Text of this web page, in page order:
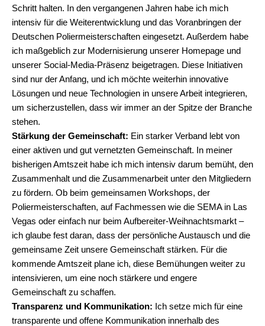
Schritt halten. In den vergangenen Jahren habe ich mich
intensiv für die Weiterentwicklung und das Voranbringen der
Deutschen Poliermeisterschaften eingesetzt. Außerdem habe
ich maßgeblich zur Modernisierung unserer Homepage und
unserer Social-Media-Präsenz beigetragen. Diese Initiativen
sind nur der Anfang, und ich möchte weiterhin innovative
Lösungen und neue Technologien in unsere Arbeit integrieren,
um sicherzustellen, dass wir immer an der Spitze der Branche
stehen.
Stärkung der Gemeinschaft: Ein starker Verband lebt von
einer aktiven und gut vernetzten Gemeinschaft. In meiner
bisherigen Amtszeit habe ich mich intensiv darum bemüht, den
Zusammenhalt und die Zusammenarbeit unter den Mitgliedern
zu fördern. Ob beim gemeinsamen Workshops, der
Poliermeisterschaften, auf Fachmessen wie die SEMA in Las
Vegas oder einfach nur beim Aufbereiter-Weihnachtsmarkt –
ich glaube fest daran, dass der persönliche Austausch und die
gemeinsame Zeit unsere Gemeinschaft stärken. Für die
kommende Amtszeit plane ich, diese Bemühungen weiter zu
intensivieren, um eine noch stärkere und engere
Gemeinschaft zu schaffen.
Transparenz und Kommunikation: Ich setze mich für eine
transparente und offene Kommunikation innerhalb des